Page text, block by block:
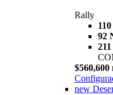
Rally
92
$560,600
new